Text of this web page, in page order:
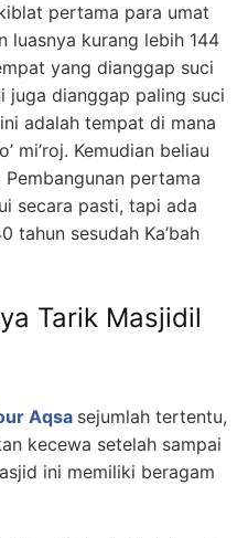
pertama para umat
luasnya kurang lebih 144
yang dianggap suci
juga dianggap paling suci
adalah tempat di mana
mi’roj. Kemudian beliau
pertama
secara pasti, tapi ada
tahun sesudah Ka’bah
Tarik Masjidil
Aqsa sejumlah tertentu,
kecewa setelah sampai
ini memiliki beragam